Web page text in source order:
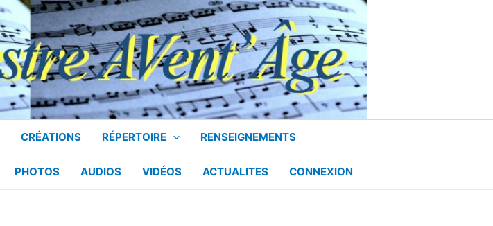
CRÉATIONS RÉPERTOIRE RENSEIGNEMENTS
PHOTOS AUDIOS VIDÉOS ACTUALITES CONNEXION